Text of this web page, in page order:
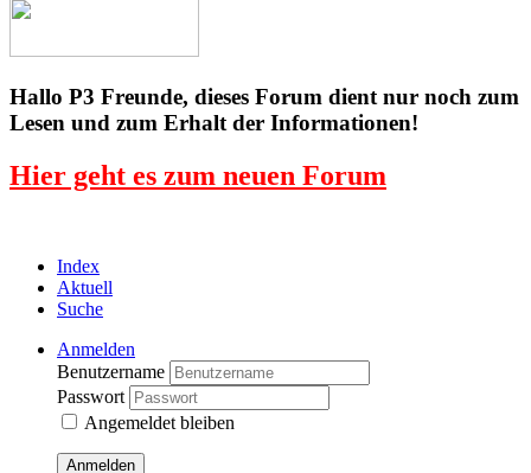
Hallo P3 Freunde, dieses Forum dient nur noch zum
Lesen und zum Erhalt der Informationen!
Hier geht es zum neuen Forum
Index
Aktuell
Suche
Anmelden
Benutzername
Passwort
Angemeldet bleiben
Anmelden